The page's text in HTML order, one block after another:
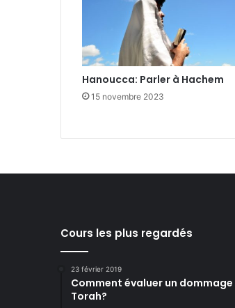
Hanoucca: Parler à Hachem
15 novembre 2023
Cours les plus regardés
23 février 2019
Comment évaluer un dommage
Torah?